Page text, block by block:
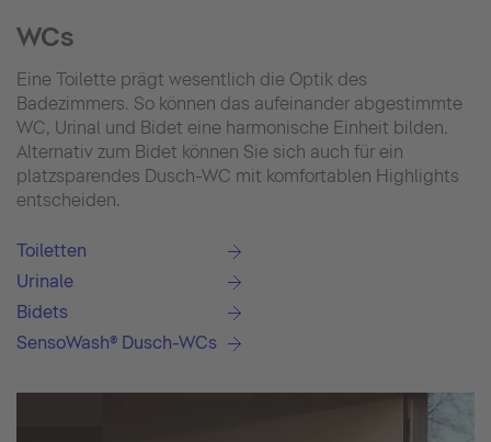
WCs
Eine Toilette prägt wesentlich die Optik des
Badezimmers. So können das aufeinander abgestimmte
WC, Urinal und Bidet eine harmonische Einheit bilden.
Alternativ zum Bidet können Sie sich auch für ein
platzsparendes Dusch-WC mit komfortablen Highlights
entscheiden.
Toiletten
Urinale
Bidets
SensoWash® Dusch-WCs